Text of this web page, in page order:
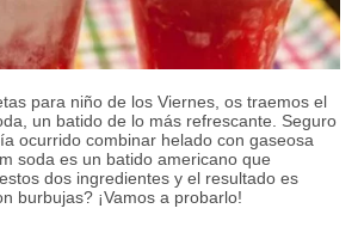
para niño de los Viernes, os traemos el
un batido de lo más refrescante. Seguro
ocurrido combinar helado con gaseosa
soda es un batido americano que
dos ingredientes y el resultado es
burbujas? ¡Vamos a probarlo!